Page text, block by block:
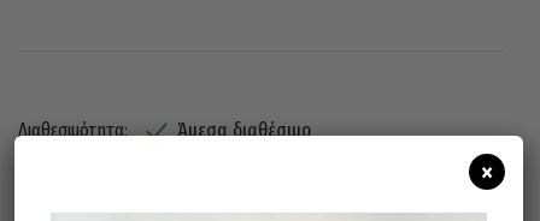
Διαθεσιμότητα: Άμεσα διαθέσιμο
×